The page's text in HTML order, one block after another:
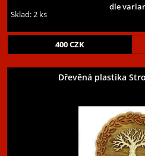
dle
Sklad: 2 ks
400CZK
Dřevěná plastika